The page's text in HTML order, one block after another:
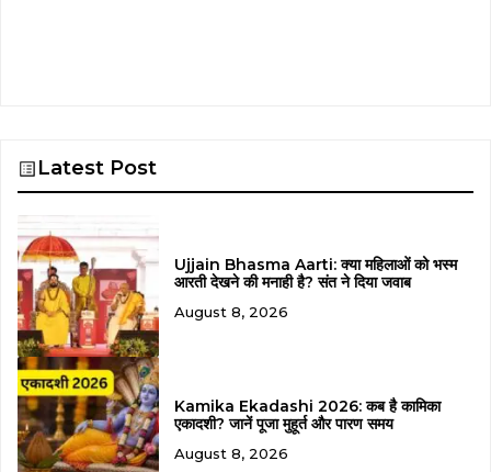
Latest Post
Ujjain Bhasma Aarti: क्या महिलाओं को भस्म
आरती देखने की मनाही है? संत ने दिया जवाब
August 8, 2026
Kamika Ekadashi 2026: कब है कामिका
एकादशी? जानें पूजा मुहूर्त और पारण समय
August 8, 2026